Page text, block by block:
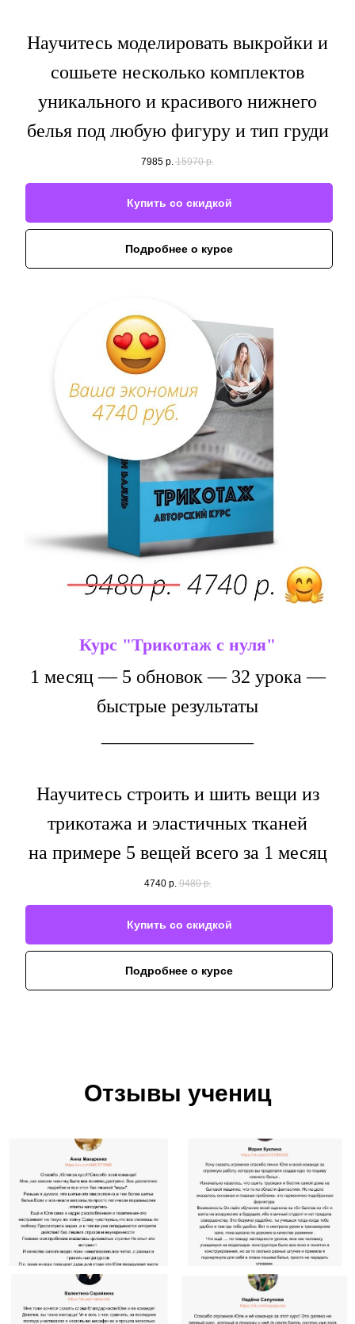
Научитесь моделировать выкройки и
сошьете несколько комплектов
уникального и красивого нижнего
белья под любую фигуру и тип груди
7985 р. 15970 р.
Купить со скидкой
Подробнее о курсе
Курс "Трикотаж с нуля"
1 месяц — 5 обновок — 32 урока —
быстрые результаты
Научитесь строить и шить вещи из
трикотажа и эластичных тканей
на примере 5 вещей всего за 1 месяц
4740 р. 9480 р.
Купить со скидкой
Подробнее о курсе
Отзывы учениц